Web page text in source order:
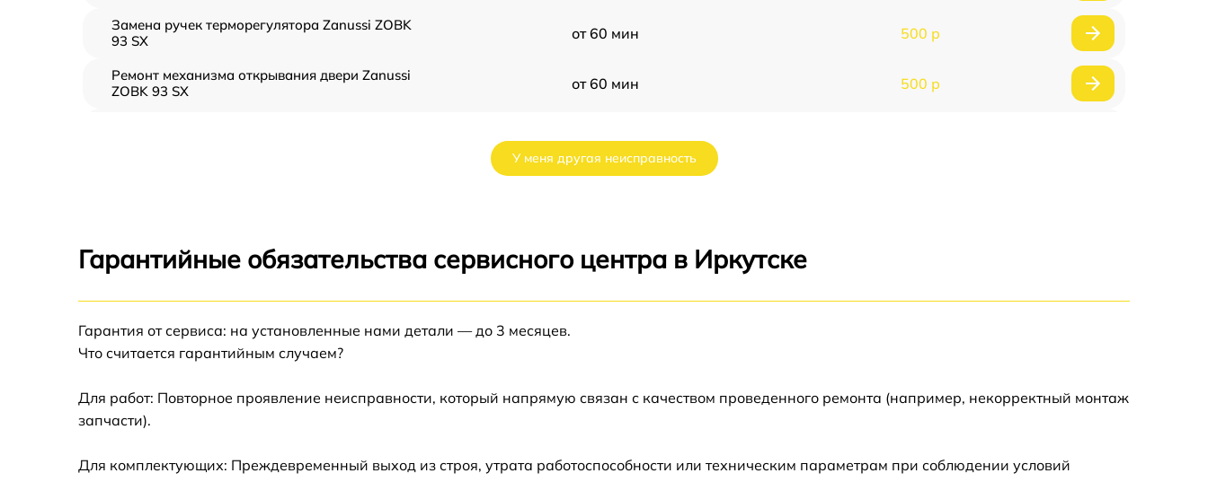
Замена ручек терморегулятора Zanussi ZOBK
93 SX
от 60 мин 500 р
Ремонт механизма открывания двери Zanussi
ZOBK 93 SX
от 60 мин 500 р
Замена термодатчика Zanussi ZOBK 93 SX
SX
У меня другая неисправность
Гарантийные обязательства сервисного центра в Иркутске
Гарантия от сервиса: на установленные нами детали — до 3 месяцев.
Что считается гарантийным случаем?
Для работ: Повторное проявление неисправности, который напрямую связан с качеством проведенного ремонта (например, некорректный монтаж
запчасти).
Для комплектующих: Преждевременный выход из строя, утрата работоспособности или техническим параметрам при соблюдении условий